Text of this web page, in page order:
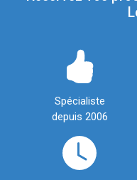
Spécialiste
depuis 2006